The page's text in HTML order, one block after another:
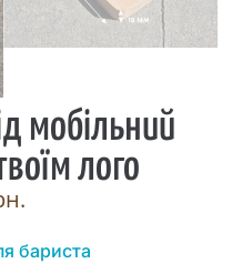
мобільний
лого
бариста